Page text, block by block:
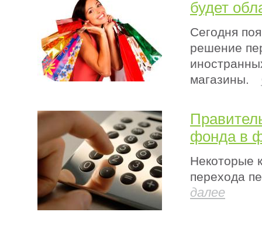
будет
Сегодня
решение
магазины.
фонда в
Некоторые
перехода
далее